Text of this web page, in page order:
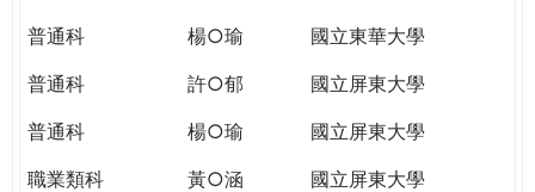
GLOBAL
CITIZENSHIP
普通科
楊○瑜
國立東華大學
普通科
許○郁
國立屏東大學
普通科
楊○瑜
國立屏東大學
職業類科
黃○涵
國立屏東大學